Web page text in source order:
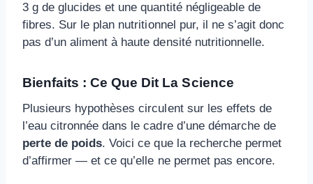
3 g de glucides et une quantité négligeable de
fibres. Sur le plan nutritionnel pur, il ne s’agit donc
pas d’un aliment à haute densité nutritionnelle.
Bienfaits : Ce Que Dit La Science
Plusieurs hypothèses circulent sur les effets de
l’eau citronnée dans le cadre d’une démarche de
perte de poids. Voici ce que la recherche permet
d’affirmer — et ce qu’elle ne permet pas encore.